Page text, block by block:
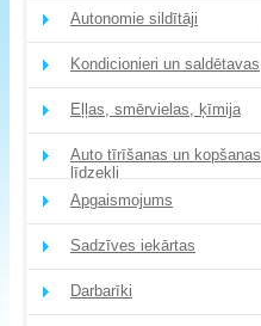
Autonomie sildītāji
Kondicionieri un saldētavas
Eļļas, smērvielas, ķīmija
Auto tīrīšanas un kopšanas
līdzekļi
Apgaismojums
Sadzīves iekārtas
Darbarīki